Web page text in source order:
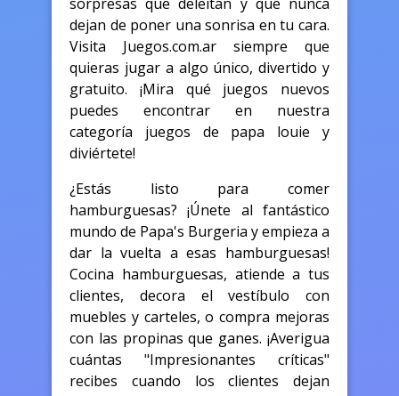
dejan de poner una sonrisa en tu cara.
Visita Juegos.com.ar siempre que
quieras jugar a algo único, divertido y
gratuito. ¡Mira qué juegos nuevos
puedes encontrar en nuestra
categoría juegos de papa louie y
diviértete!
¿Estás listo para comer
hamburguesas? ¡Únete al fantástico
mundo de Papa's Burgeria y empieza a
dar la vuelta a esas hamburguesas!
Cocina hamburguesas, atiende a tus
clientes, decora el vestíbulo con
muebles y carteles, o compra mejoras
con las propinas que ganes. ¡Averigua
cuántas "Impresionantes críticas"
recibes cuando los clientes dejan